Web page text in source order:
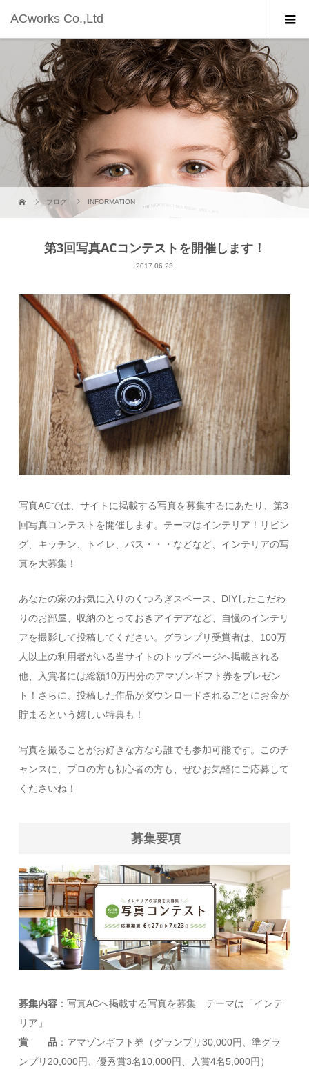
ACworks Co.,Ltd
ブログ INFORMATION
第3回写真ACコンテストを開催します！
2017.06.23
写真ACでは、サイトに掲載する写真を募集するにあたり、第3
回写真コンテストを開催します。テーマはインテリア！リビン
グ、キッチン、トイレ、バス・・・などなど、インテリアの写
真を大募集！
あなたの家のお気に入りのくつろぎスペース、DIYしたこだわ
りのお部屋、収納のとっておきアイデアなど、自慢のインテリ
アを撮影して投稿してください。グランプリ受賞者は、100万
人以上の利用者がいる当サイトのトップページへ掲載される
他、入賞者には総額10万円分のアマゾンギフト券をプレゼン
ト！さらに、投稿した作品がダウンロードされるごとにお金が
貯まるという嬉しい特典も！
写真を撮ることがお好きな方なら誰でも参加可能です。このチ
ャンスに、プロの方も初心者の方も、ぜひお気軽にご応募して
くださいね！
募集要項
募集内容 ：写真ACへ掲載する写真を募集 テーマは「インテ
リア」
賞 品 ：アマゾンギフト券（グランプリ30,000円、準グラ
ンプリ20,000円、優秀賞3名10,000円、入賞4名5,000円）